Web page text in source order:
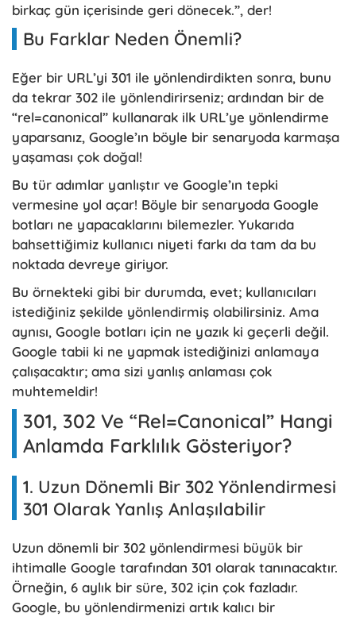
birkaç gün içerisinde geri dönecek.”, der!
Bu Farklar Neden Önemli?
Eğer bir URL’yi 301 ile yönlendirdikten sonra, bunu
da tekrar 302 ile yönlendirirseniz; ardından bir de
“rel=canonical” kullanarak ilk URL’ye yönlendirme
yaparsanız, Google’ın böyle bir senaryoda karmaşa
yaşaması çok doğal!
Bu tür adımlar yanlıştır ve Google’ın tepki
vermesine yol açar! Böyle bir senaryoda Google
botları ne yapacaklarını bilemezler. Yukarıda
bahsettiğimiz kullanıcı niyeti farkı da tam da bu
noktada devreye giriyor.
Bu örnekteki gibi bir durumda, evet; kullanıcıları
istediğiniz şekilde yönlendirmiş olabilirsiniz. Ama
aynısı, Google botları için ne yazık ki geçerli değil.
Google tabii ki ne yapmak istediğinizi anlamaya
çalışacaktır; ama sizi yanlış anlaması çok
muhtemeldir!
301, 302 Ve “Rel=Canonical” Hangi
Anlamda Farklılık Gösteriyor?
1. Uzun Dönemli Bir 302 Yönlendirmesi
301 Olarak Yanlış Anlaşılabilir
Uzun dönemli bir 302 yönlendirmesi büyük bir
ihtimalle Google tarafından 301 olarak tanınacaktır.
Örneğin, 6 aylık bir süre, 302 için çok fazladır.
Google, bu yönlendirmenizi artık kalıcı bir